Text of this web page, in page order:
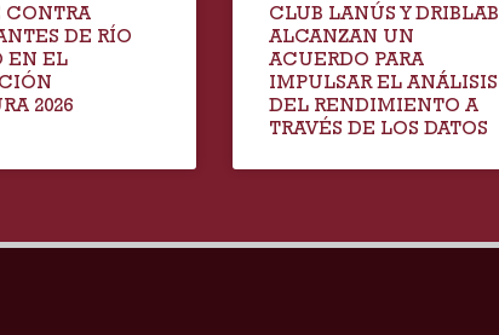
CONTRA
DE RÍO
EN EL
2026
CLUB LANÚS Y DRIBLAB
ALCANZAN UN
ACUERDO PARA
IMPULSAR EL ANÁLISIS
DEL RENDIMIENTO A
TRAVÉS DE LOS DATOS